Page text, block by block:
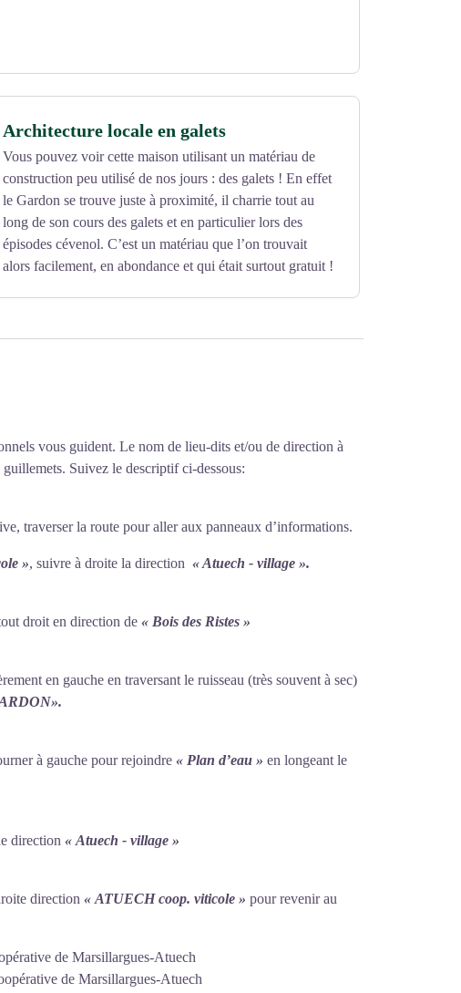
Architecture locale en galets
Vous pouvez voir cette maison utilisant un matériau de
construction peu utilisé de nos jours : des galets ! En effet
le Gardon se trouve juste à proximité, il charrie tout au
long de son cours des galets et en particulier lors des
épisodes cévenol. C’est un matériau que l’on trouvait
alors facilement, en abondance et qui était surtout gratuit !
vous guident. Le nom de lieu-dits et/ou de direction à
guillemets. Suivez le descriptif ci-dessous:
traverser la route pour aller aux panneaux d’informations.
», suivre à droite la direction « Atuech - village ».
droit en direction de « Bois des Ristes »
en gauche en traversant le ruisseau (très souvent à sec)
.
à gauche pour rejoindre « Plan d’eau » en longeant le
direction « Atuech - village »
direction « ATUECH coop. viticole » pour revenir au
de Marsillargues-Atuech
de Marsillargues-Atuech